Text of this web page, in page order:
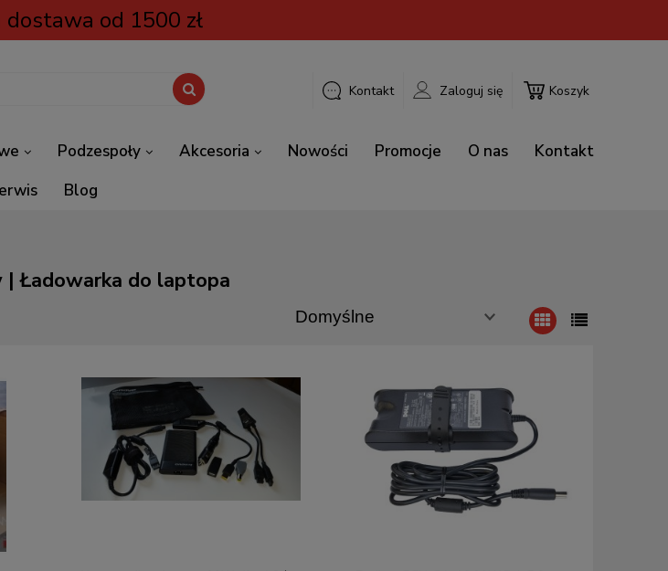
od 1500 zł
Koszyk
Kontakt Zaloguj się
Podzespoły Akcesoria Nowości Promocje O nas
Kontakt
Blog
Ładowarka do laptopa